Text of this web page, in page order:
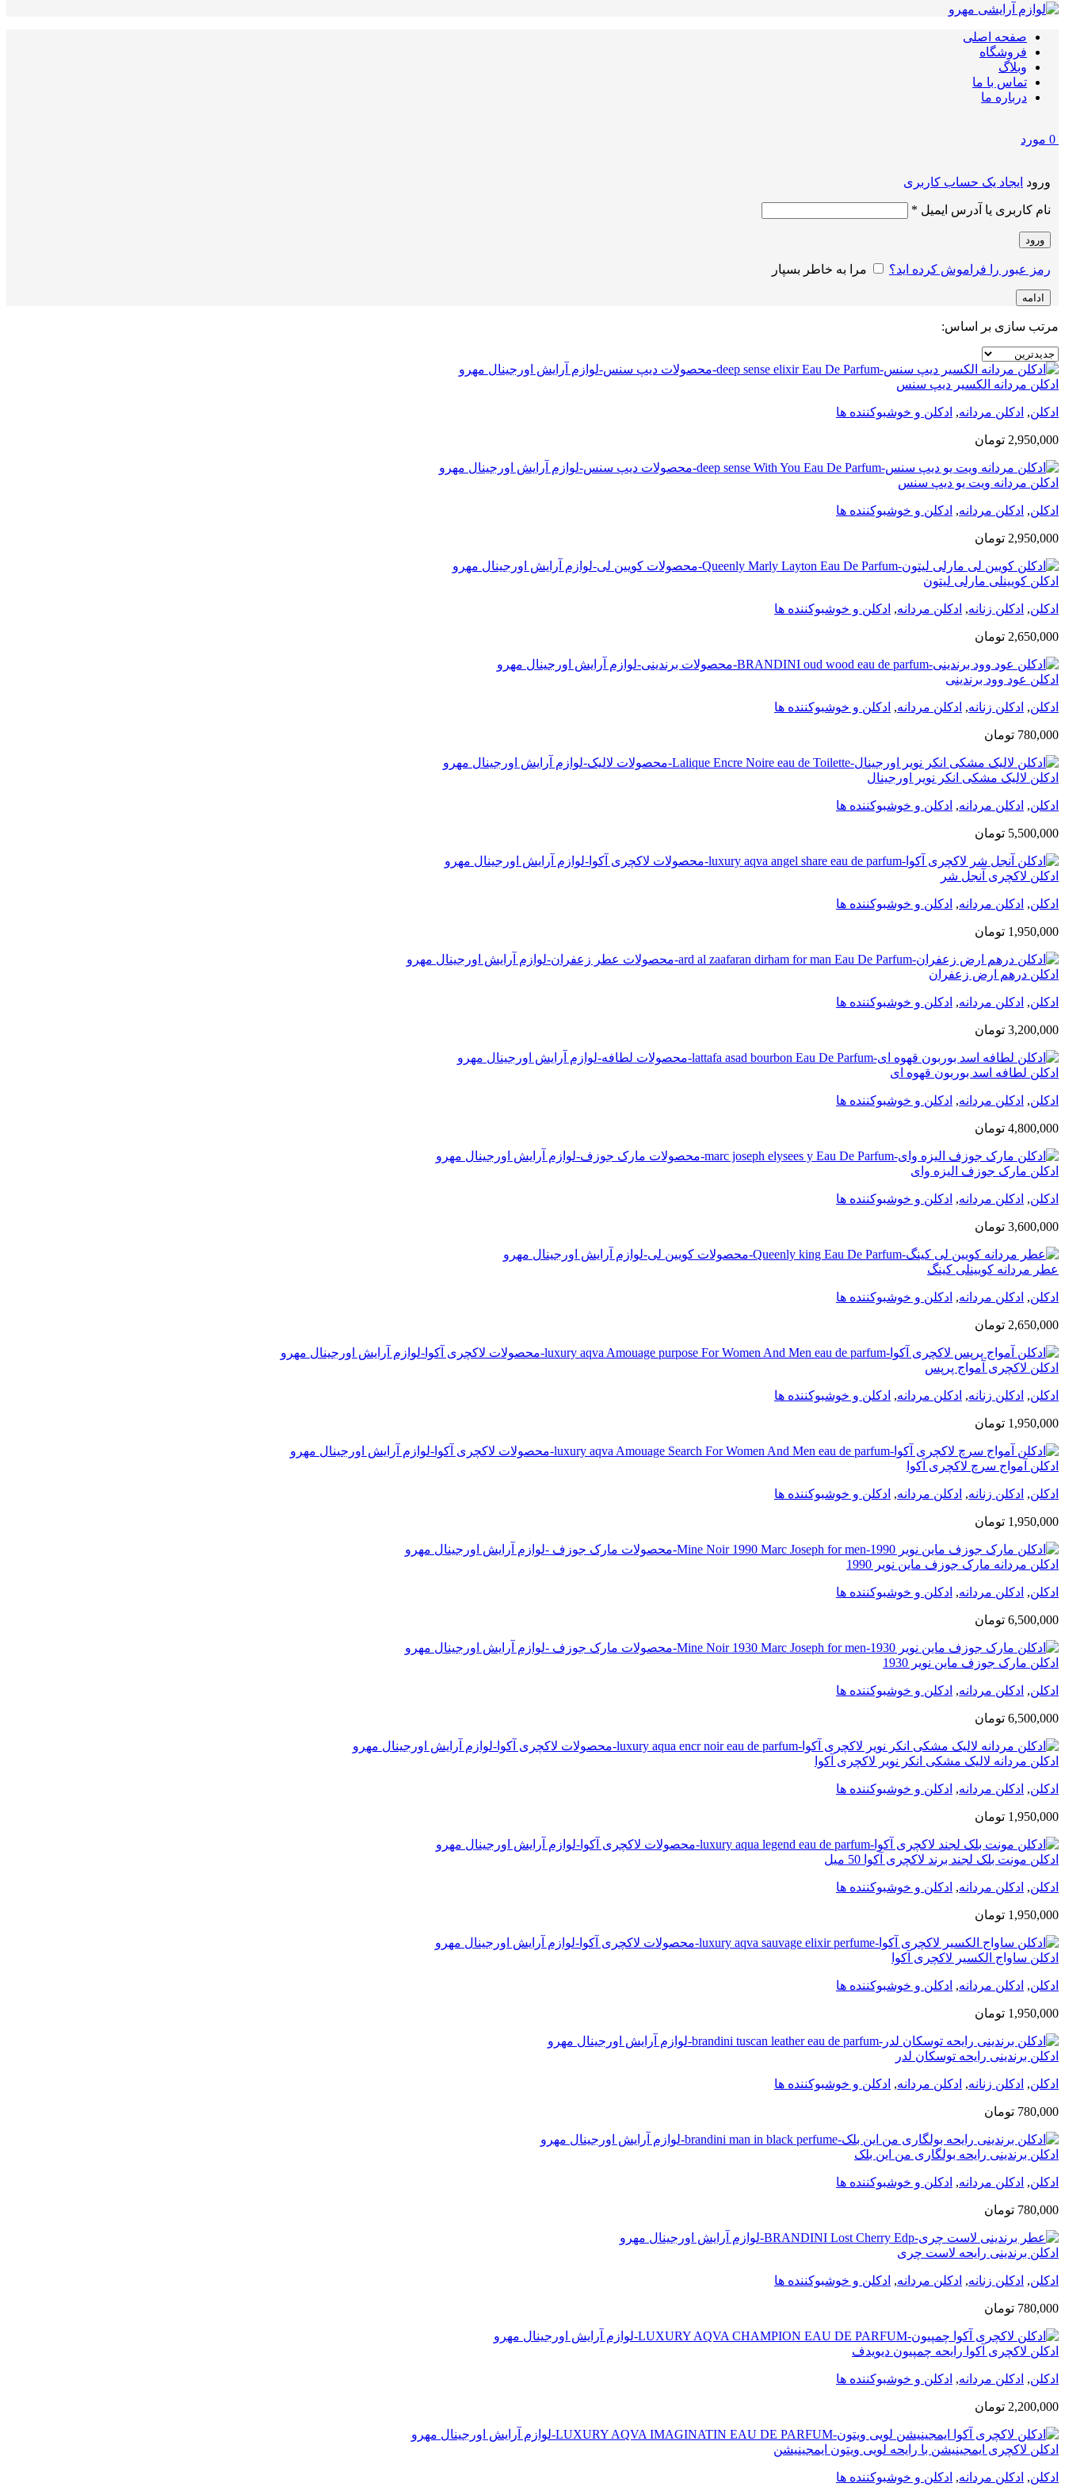
صفحه اصلی
فروشگاه
وبلاگ
تماس با ما
درباره ما
0 مورد
ورود ایجاد یک حساب کاربری
نام کاربری یا آدرس ایمیل *
ورود
رمز عبور را فراموش کرده اید؟ مرا به خاطر بسپار
ادامه
مرتب سازی بر اساس:
ادکلن مردانه الکسیر دیپ سنس
ادکلن, ادکلن مردانه, ادکلن و خوشبوکننده ها
2,950,000 تومان
ادکلن مردانه ویت یو دیپ سنس
ادکلن, ادکلن مردانه, ادکلن و خوشبوکننده ها
2,950,000 تومان
ادکلن کویینلی مارلی لیتون
ادکلن, ادکلن زنانه, ادکلن مردانه, ادکلن و خوشبوکننده ها
2,650,000 تومان
ادکلن عود وود برندینی
ادکلن, ادکلن زنانه, ادکلن مردانه, ادکلن و خوشبوکننده ها
780,000 تومان
ادکلن لالیک مشکی انکر نویر اورجینال
ادکلن, ادکلن مردانه, ادکلن و خوشبوکننده ها
5,500,000 تومان
ادکلن لاکچری آنجل شر
ادکلن, ادکلن مردانه, ادکلن و خوشبوکننده ها
1,950,000 تومان
ادکلن درهم ارض زعفران
ادکلن, ادکلن مردانه, ادکلن و خوشبوکننده ها
3,200,000 تومان
ادکلن لطافه اسد بوربون قهوه ای
ادکلن, ادکلن مردانه, ادکلن و خوشبوکننده ها
4,800,000 تومان
ادکلن مارک جوزف الیزه وای
ادکلن, ادکلن مردانه, ادکلن و خوشبوکننده ها
3,600,000 تومان
عطر مردانه کویینلی کینگ
ادکلن, ادکلن مردانه, ادکلن و خوشبوکننده ها
2,650,000 تومان
ادکلن لاکچری آمواج پرپس
ادکلن, ادکلن زنانه, ادکلن مردانه, ادکلن و خوشبوکننده ها
1,950,000 تومان
ادکلن آمواج سرچ لاکچری آکوا
ادکلن, ادکلن زنانه, ادکلن مردانه, ادکلن و خوشبوکننده ها
1,950,000 تومان
ادکلن مردانه مارک جوزف ماین نویر 1990
ادکلن, ادکلن مردانه, ادکلن و خوشبوکننده ها
6,500,000 تومان
ادکلن مارک جوزف ماین نویر 1930
ادکلن, ادکلن مردانه, ادکلن و خوشبوکننده ها
6,500,000 تومان
ادکلن مردانه لالیک مشکی انکر نویر لاکچری آکوا
ادکلن, ادکلن مردانه, ادکلن و خوشبوکننده ها
1,950,000 تومان
ادکلن مونت بلک لجند برند لاکچری آکوا 50 میل
ادکلن, ادکلن مردانه, ادکلن و خوشبوکننده ها
1,950,000 تومان
ادکلن ساواج الکسیر لاکچری آکوا
ادکلن, ادکلن مردانه, ادکلن و خوشبوکننده ها
1,950,000 تومان
ادکلن برندینی رایحه توسکان لدر
ادکلن, ادکلن زنانه, ادکلن مردانه, ادکلن و خوشبوکننده ها
780,000 تومان
ادکلن برندینی رایحه بولگاری من این بلک
ادکلن, ادکلن مردانه, ادکلن و خوشبوکننده ها
780,000 تومان
ادکلن برندینی رایحه لاست چری
ادکلن, ادکلن زنانه, ادکلن مردانه, ادکلن و خوشبوکننده ها
780,000 تومان
ادکلن لاکچری آکوا رایحه چمپیون دیویدف
ادکلن, ادکلن مردانه, ادکلن و خوشبوکننده ها
2,200,000 تومان
ادکلن لاکچری ایمجینیشن با رایحه لویی ویتون ایمجینیشن
ادکلن, ادکلن مردانه, ادکلن و خوشبوکننده ها